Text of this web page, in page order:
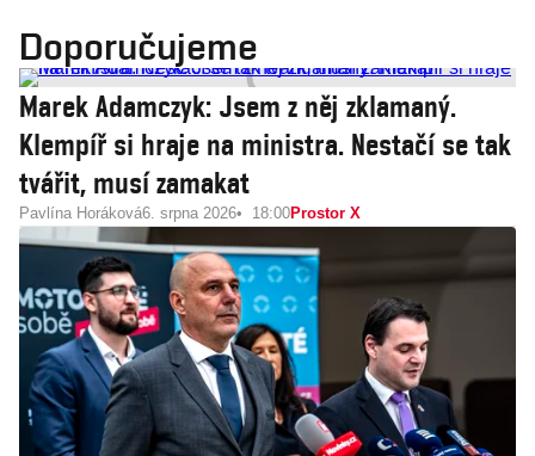
Doporučujeme
Marek Adamczyk: Jsem z něj zklamaný.
Klempíř si hraje na ministra. Nestačí se tak
tvářit, musí zamakat
Pavlína Horáková6. srpna 2026 18:00Prostor X